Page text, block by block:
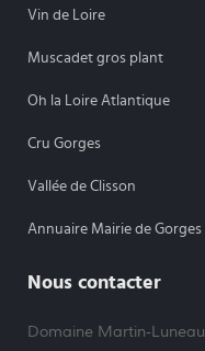
Vin de Loire
Muscadet gros plant
Oh la Loire Atlantique
Cru Gorges
Vallée de Clisson
Annuaire Mairie de Gorges
Nous contacter
Domaine Martin-Luneau